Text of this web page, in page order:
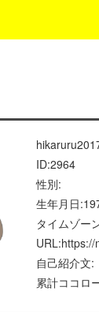
ID:2964
性別:
生年月日
タイムゾー
自己紹介文:
累計ココロ